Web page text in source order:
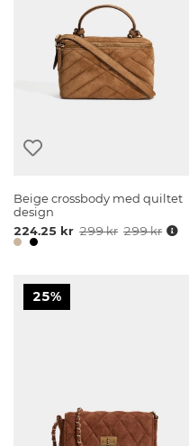
Beige crossbody med quiltet
design
224.25 kr 299 kr 299 kr
25%